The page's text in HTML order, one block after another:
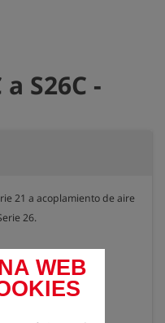
WEB
S26C -
21 a acoplamiento de aire
26.